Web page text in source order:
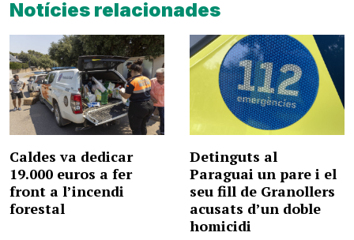
Notícies relacionades
Caldes va dedicar
19.000 euros a fer
front a l’incendi
forestal
Detinguts al
Paraguai un pare i el
seu fill de Granollers
acusats d’un doble
homicidi